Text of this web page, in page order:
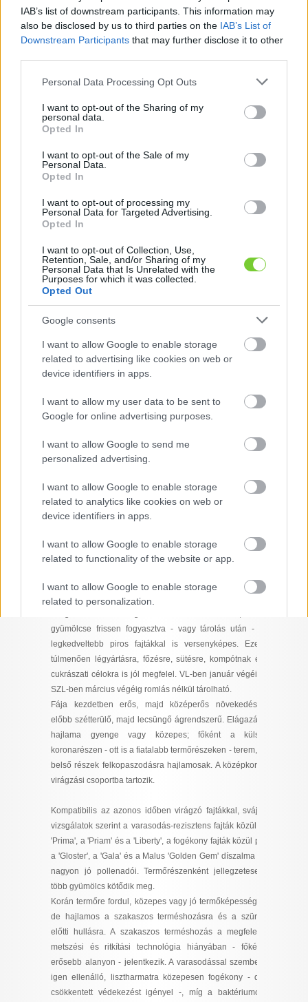
IAB’s list of downstream participants. This information may
also be disclosed by us to third parties on the IAB’s List of
Downstream Participants that may further disclose it to other
Please note that this website/app uses one or more Google
not limited to your visit or usage behaviour. You may click to
grant or deny consent to Google and its third-party tags to
use your data for below specified purposes in below Google
consent section.
Personal Data Processing Opt Outs
I want to opt-out of the Sharing of my
personal data.
Opted In
I want to opt-out of the Sale of my
Personal Data.
Opted In
I want to opt-out of processing my
Personal Data for Targeted Advertising.
Opted In
I want to opt-out of Collection, Use,
Retention, Sale, and/or Sharing of my
Personal Data that Is Unrelated with the
Purposes for which it was collected.
Opted Out
Google consents
I want to allow Google to enable storage
related to advertising like cookies on web or
device identifiers in apps.
I want to allow my user data to be sent to
Google for online advertising purposes.
I want to allow Google to send me
personalized advertising.
I want to allow Google to enable storage
related to analytics like cookies on web or
device identifiers in apps.
I want to allow Google to enable storage
related to functionality of the website or app.
I want to allow Google to enable storage
related to personalization.
I want to allow Google to enable storage
related to security, including authentication
functionality and fraud prevention, and other
user protection.
Data Deletion Data Access
Felhasználónév
Jelszó
Elfelejtette jelszavát?
Bejelentkezés
faiskola.hu
Kertészeti, kerti termékek és szolgáltatások térképes
KERTÉSZ ÉS KERTÉSZET REGISZTRÁCIÓ
'Florina' alma (Malus
domestica''Florina'')
A Florina almafajta Franciaországból származik, a
Jonathan alma varasodás-rezisztens hibridje. Igen
(téli) alma, de ipari feldolgozásra is nagyon alkalmas, így
üzemi telepítésre is javasolható.
g), kissé szabálytalan, enyhén megnyúlt alakú, erősen
hamvas. Húsa sárgásfehér, közepesen kemény, tömött,
édeskés, de a megfelelő savtartalom harmonikus ízt
eredményez. Héjának sárgászöld alapszínét a
gyümölcsfelület felén világospiros vagy élénk bíborvörös,
mosott és csíkozott fedőszín borítja, fehér
paraszemölcsökkel. Kései érésű, Magyarországon
Csak jól megvilágított koronaszerkezetben színeződik
gyümölcse frissen fogyasztva - vagy tárolás után - a
legkedveltebb piros fajtákkal is versenyképes. Ezen
túlmenően légyártásra, főzésre, sütésre, kompótnak és
cukrászati célokra is jól megfelel. VL-ben január végéig,
SZL-ben március végéig romlás nélkül tárolható.
Fája kezdetben erős, majd középerős növekedésű,
előbb szétterülő, majd lecsüngő ágrendszerű. Elágazási
hajlama gyenge vagy közepes; főként a külső
koronarészen - ott is a fiatalabb termőrészeken - terem, a
belső részek felkopaszodásra hajlamosak. A középkorai
virágzási csoportba tartozik.
Kompatibilis az azonos időben virágzó fajtákkal, svájci
vizsgálatok szerint a varasodás-rezisztens fajták közül a
'Prima', a 'Priam' és a 'Liberty', a fogékony fajták közül pl.
a 'Gloster', a 'Gala' és a Malus 'Golden Gem' díszalma is
nagyon jó pollenadói. Termőrészenként jellegzetesen
több gyümölcs kötődik meg.
Korán termőre fordul, közepes vagy jó termőképességű,
de hajlamos a szakaszos terméshozásra és a szüret
előtti hullásra. A szakaszos terméshozás a megfelelő
metszési és ritkítási technológia hiányában - főként
erősebb alanyon - jelentkezik. A varasodással szemben
igen ellenálló, lisztharmatra közepesen fogékony - de
csökkentett védekezést igényel -, míg a baktériumos